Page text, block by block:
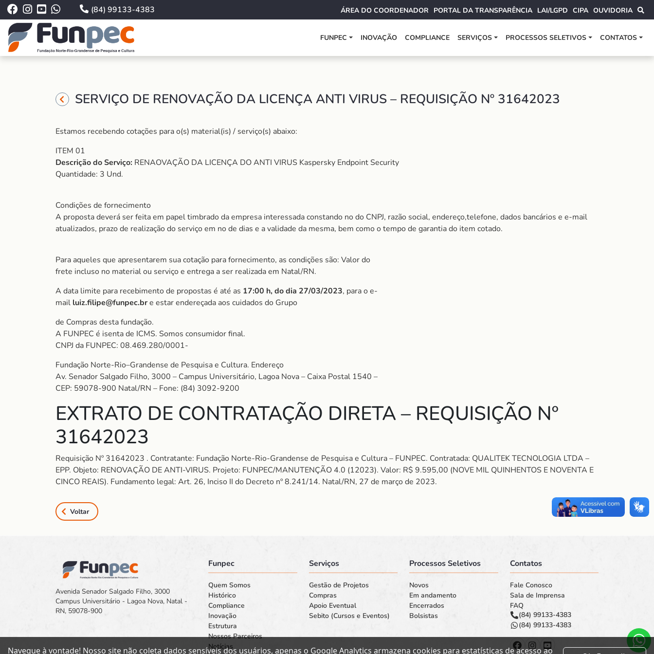
(84) 99133-4383 ÁREA DO COORDENADOR PORTAL DA TRANSPARÊNCIA LAI/LGPD CIPA OUVIDORIA
FUNPEC INOVAÇÃO COMPLIANCE SERVIÇOS PROCESSOS SELETIVOS CONTATOS
SERVIÇO DE RENOVAÇÃO DA LICENÇA ANTI VIRUS – REQUISIÇÃO Nº 31642023
Estamos recebendo cotações para o(s) material(is) / serviço(s) abaixo:
ITEM 01
Descrição do Serviço: RENAOVAÇÃO DA LICENÇA DO ANTI VIRUS Kaspersky Endpoint Security
Quantidade: 3 Und.
Condições de fornecimento
A proposta deverá ser feita em papel timbrado da empresa interessada constando no do CNPJ, razão social, endereço,telefone, dados bancários e e-mail
atualizados, prazo de realização do serviço em no de dias e a validade da mesma, bem como o tempo de garantia do item cotado.
Para aqueles que apresentarem sua cotação para fornecimento, as condições são: Valor do
frete incluso no material ou serviço e entrega a ser realizada em Natal/RN.
A data limite para recebimento de propostas é até as 17:00 h, do dia 27/03/2023, para o e-
mail luiz.filipe@funpec.bre estar endereçada aos cuidados do Grupo
de Compras desta fundação.
A FUNPEC é isenta de ICMS. Somos consumidor final.
CNPJ da FUNPEC: 08.469.280/0001-
Fundação Norte-Rio–Grandense de Pesquisa e Cultura. Endereço
Av. Senador Salgado Filho, 3000 – Campus Universitário, Lagoa Nova – Caixa Postal 1540 –
CEP: 59078-900 Natal/RN – Fone: (84) 3092-9200
EXTRATO DE CONTRATAÇÃO DIRETA – REQUISIÇÃO Nº
31642023
Requisição Nº 31642023 . Contratante: Fundação Norte-Rio-Grandense de Pesquisa e Cultura – FUNPEC. Contratada: QUALITEK TECNOLOGIA LTDA –
EPP. Objeto: RENOVAÇÃO DE ANTI-VIRUS. Projeto: FUNPEC/MANUTENÇÃO 4.0 (12023). Valor: R$ 9.595,00 (NOVE MIL QUINHENTOS E NOVENTA E
CINCO REAIS). Fundamento legal: Art. 26, Inciso II do Decreto nº 8.241/14. Natal/RN, 27 de março de 2023.
Voltar
Avenida Senador Salgado Filho, 3000
Campus Universitário - Lagoa Nova, Natal -
RN, 59078-900
Funpec
Quem Somos
Histórico
Compliance
Inovação
Estrutura
Nossos Parceiros
Notícias
Serviços
Gestão de Projetos
Compras
Apoio Eventual
Sebito (Cursos e Eventos)
Processos Seletivos
Novos
Em andamento
Encerrados
Bolsistas
Contatos
Fale Conosco
Sala de Imprensa
FAQ
(84) 99133-4383
(84) 99133-4383
Navegue à vontade! Nosso site não coleta dados sensíveis dos usuários, apenas o Google Analytics armazena cookies para estatísticas de acesso ao